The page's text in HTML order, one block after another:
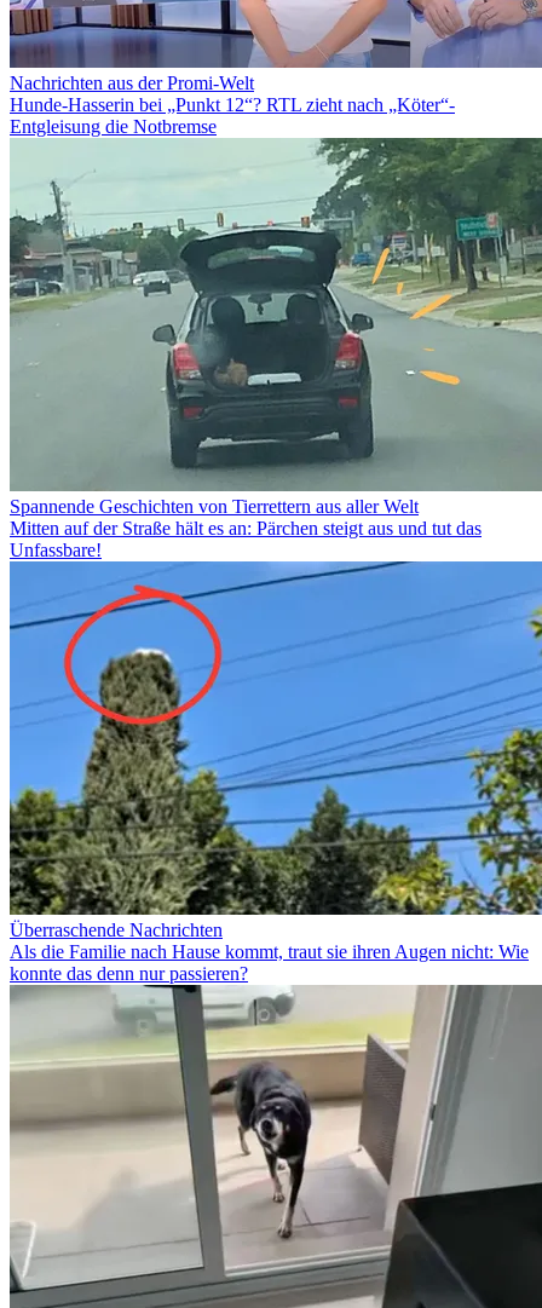
Nachrichten aus der Promi-Welt
Hunde-Hasserin bei „Punkt 12“? RTL zieht nach „Köter“-
Entgleisung die Notbremse
Spannende Geschichten von Tierrettern aus aller Welt
Mitten auf der Straße hält es an: Pärchen steigt aus und tut das
Unfassbare!
Überraschende Nachrichten
Als die Familie nach Hause kommt, traut sie ihren Augen nicht: Wie
konnte das denn nur passieren?